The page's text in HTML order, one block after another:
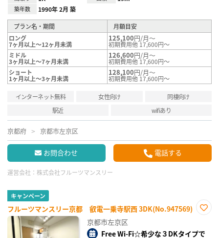
築年数 1990年 2月 築
プラン名・期間
月額目安
ロング
7ヶ月以上～12ヶ月未満
125,100円/月～
初期費用他 17,600円～
ミドル
3ヶ月以上～7ヶ月未満
126,600円/月～
初期費用他 17,600円～
ショート
1ヶ月以上～3ヶ月未満
128,100円/月～
初期費用他 17,600円～
インターネット無料 女性向け
同棲向け
駅近
wifiあり
京都府 京都市左京区
お問合わせ 電話する
運営会社： 株式会社フルーツマンスリー
キャンペーン
フルーツマンスリー京都 叡電一乗寺駅西 3DK(No.947569)
り登
京都市左京区
Free Wi-Fi☆希少な３DKタイプで